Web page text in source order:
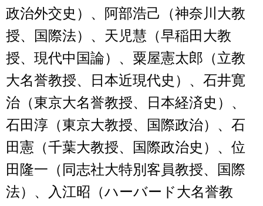
政治外交史）、阿部浩己（神奈川大教
授、国際法）、天児慧（早稲田大教
授、現代中国論）、粟屋憲太郎（立教
大名誉教授、日本近現代史）、石井寛
治（東京大名誉教授、日本経済史）、
石田淳（東京大教授、国際政治）、石
田憲（千葉大教授、国際政治史）、位
田隆一（同志社大特別客員教授、国際
法）、入江昭（ハーバード大名誉教